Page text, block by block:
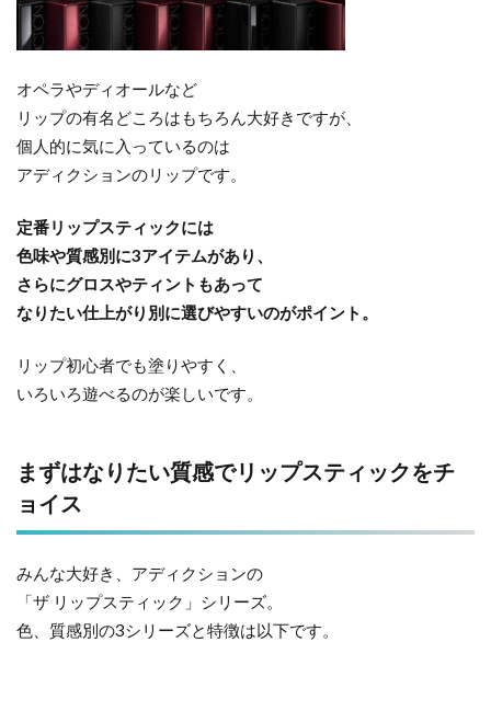
オペラやディオールなど
リップの有名どころはもちろん大好きですが、
個人的に気に入っているのは
アディクションのリップです。
定番リップスティックには
色味や質感別に3アイテムがあり、
さらにグロスやティントもあって
なりたい仕上がり別に選びやすいのがポイント。
リップ初心者でも塗りやすく、
いろいろ遊べるのが楽しいです。
まずはなりたい質感でリップスティックをチ
ョイス
みんな大好き、アディクションの
「ザ リップスティック」シリーズ。
色、質感別の3シリーズと特徴は以下です。